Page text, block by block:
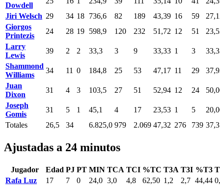
Dowdell
Jiri Welsch 29 34 18 736,6 82 189 43,39 16 59
Giorgos
Printezis
24 28 19 598,9 120 232 51,72 12 51
Larry
Lewis
39 2 2 33,3 3 9 33,33 1 3
Shammond
Williams
34 11 0 184,8 25 53 47,17 11 29
Juan
Dixon
31 4 3 103,5 27 51 52,94 12 24
Joseph
Gomis
31 5 1 45,1 4 17 23,53 1 5
Totales
26,5 34 6.825,0 979 2.069 47,32 276 739
Ajustadas a 24 minutos
Jugador Edad PJ PT MIN TCA TCI %TC T3A T3I %T3
Rafa Luz
17 7 0 24,0 3,0 4,8 62,50 1,2 2,7 44,44